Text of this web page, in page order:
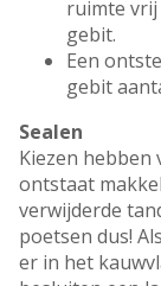
ruimte vrij
gebit.
Een
gebit
Sealen
Kiezen hebben
ontstaat
verwijderde
poetsen dus!
er in het